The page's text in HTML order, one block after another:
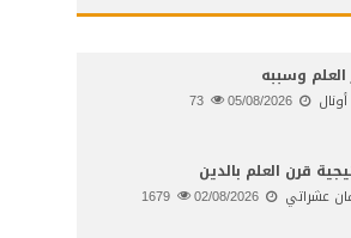
وسببه
05/08/2026
قرن العلم بالدين
عشراتي 02/08/2026